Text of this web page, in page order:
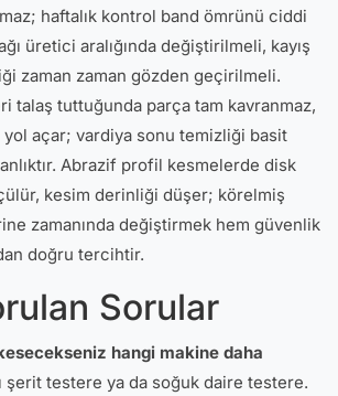
haftalık kontrol band ömrünü ciddi
üretici aralığında değiştirilmeli, kayış
zaman zaman gözden geçirilmeli.
talaş tuttuğunda parça tam kavranmaz,
açar; vardiya sonu temizliği basit
Abrazif profil kesmelerde disk
kesim derinliği düşer; körelmiş
zamanında değiştirmek hem güvenlik
doğru tercihtir.
Sorular
hangi makine daha
şerit testere ya da soğuk daire testere.